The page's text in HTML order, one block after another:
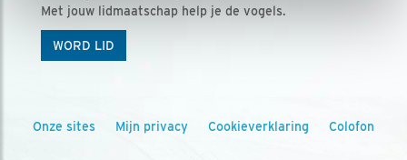
Met jouw lidmaatschap help je de vogels.
WORD LID
Onze sites Mijn privacy Cookieverklaring Colofon